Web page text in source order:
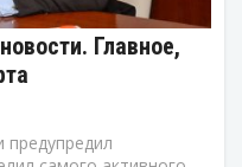
Главное,